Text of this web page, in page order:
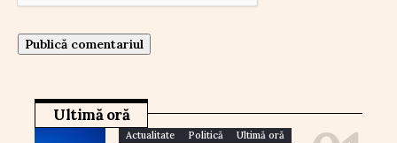
Ultimă oră
Actualitate Politică Ultimă oră